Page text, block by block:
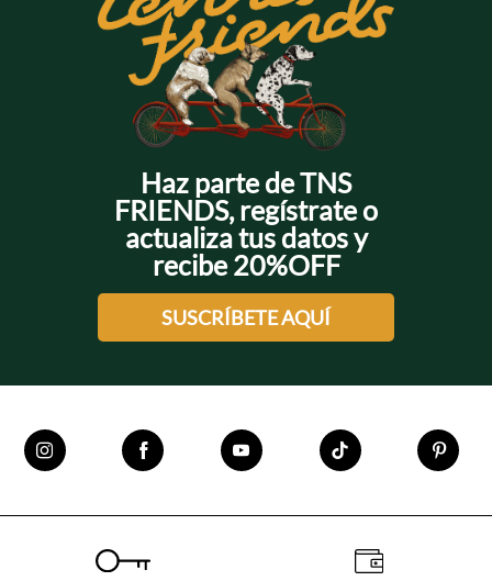
Haz parte de TNS
FRIENDS, regístrate o
actualiza tus datos y
recibe 20%OFF
SUSCRÍBETE AQUÍ